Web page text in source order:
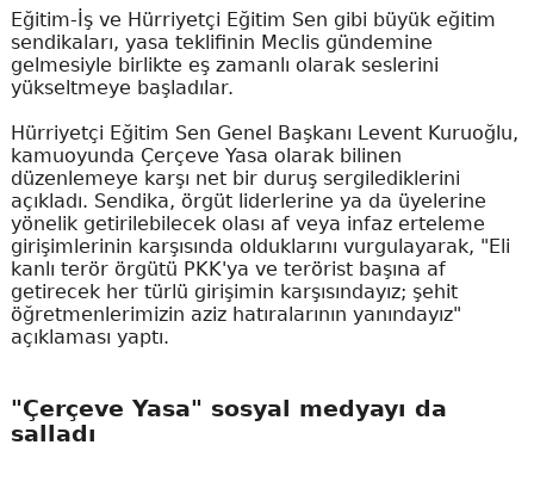
Eğitim-İş ve Hürriyetçi Eğitim Sen gibi büyük eğitim
sendikaları, yasa teklifinin Meclis gündemine
gelmesiyle birlikte eş zamanlı olarak seslerini
yükseltmeye başladılar.
Hürriyetçi Eğitim Sen Genel Başkanı Levent Kuruoğlu,
kamuoyunda Çerçeve Yasa olarak bilinen
düzenlemeye karşı net bir duruş sergilediklerini
açıkladı. Sendika, örgüt liderlerine ya da üyelerine
yönelik getirilebilecek olası af veya infaz erteleme
girişimlerinin karşısında olduklarını vurgulayarak, "Eli
kanlı terör örgütü PKK'ya ve terörist başına af
getirecek her türlü girişimin karşısındayız; şehit
öğretmenlerimizin aziz hatıralarının yanındayız"
açıklaması yaptı.
"Çerçeve Yasa" sosyal medyayı da
salladı